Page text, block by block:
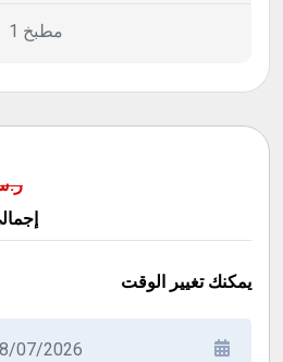
1 مطبخ
يمكنك تغيير الوقت